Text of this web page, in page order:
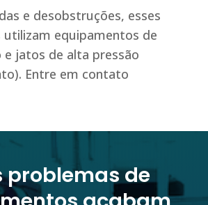
e desobstruções, esses
equipamentos de
e jatos de alta pressão
Entre em contato
problemas de